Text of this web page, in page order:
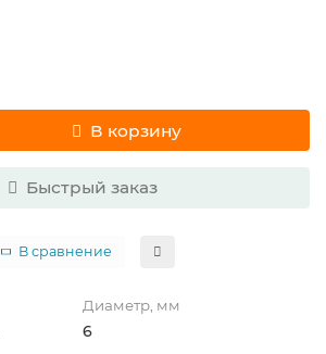
В корзину
Быстрый заказ
В сравнение
Диаметр, мм
6